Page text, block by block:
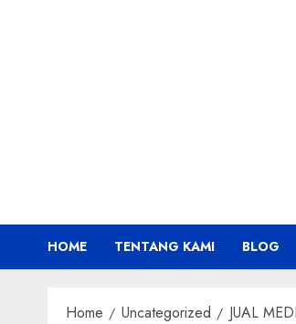
HOME TENTANG KAMI BLOG
Home Uncategorized JUAL